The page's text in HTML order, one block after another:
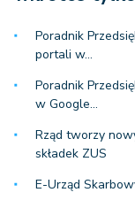
Poradnik
portali w…
Poradnik
w Google…
Rząd tworzy
składek ZUS
E-Urząd